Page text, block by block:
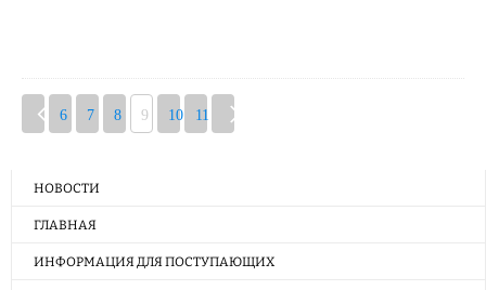
6 7 8 9 10 11
НОВОСТИ
ГЛАВНАЯ
ИНФОРМАЦИЯ ДЛЯ ПОСТУПАЮЩИХ